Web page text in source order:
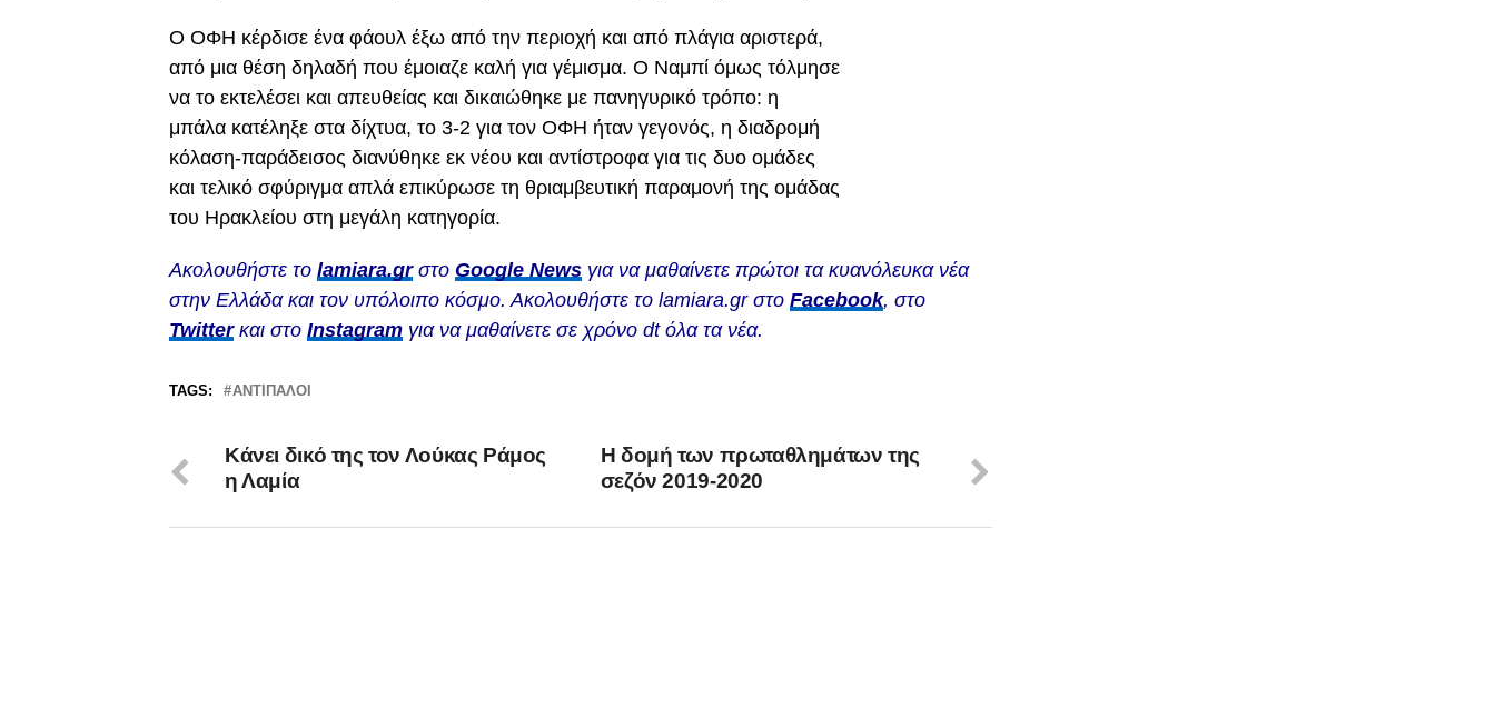
Ο ΟΦΗ κέρδισε ένα φάουλ έξω από την περιοχή και από πλάγια αριστερά,
από μια θέση δηλαδή που έμοιαζε καλή για γέμισμα. Ο Ναμπί όμως τόλμησε
να το εκτελέσει και απευθείας και δικαιώθηκε με πανηγυρικό τρόπο: η
μπάλα κατέληξε στα δίχτυα, το 3-2 για τον ΟΦΗ ήταν γεγονός, η διαδρομή
κόλαση-παράδεισος διανύθηκε εκ νέου και αντίστροφα για τις δυο ομάδες
και τελικό σφύριγμα απλά επικύρωσε τη θριαμβευτική παραμονή της ομάδας
του Ηρακλείου στη μεγάλη κατηγορία.
Ακολουθήστε το lamiara.grστο Google News για να μαθαίνετε πρώτοι τα κυανόλευκα νέα
στην Ελλάδα και τον υπόλοιπο κόσμο. Ακολουθήστε το lamiara.gr στο Facebook, στο
Twitterκαι στο Instagram για να μαθαίνετε σε χρόνο dt όλα τα νέα.
TAGS: ΑΝΤΊΠΑΛΟΙ
Η δομή των πρωταθλημάτων της
σεζόν 2019-2020
Κάνει δικό της τον Λούκας Ράμος
η Λαμία